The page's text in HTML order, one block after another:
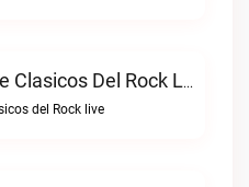
Dreamforce Clasicos Del Rock Live
del Rock live